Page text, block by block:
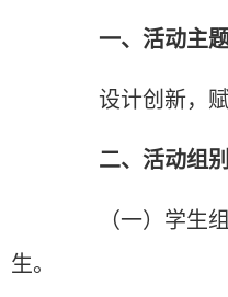
一、活动主
设计创新，赋
二、活动组别
（一）学生组
生。